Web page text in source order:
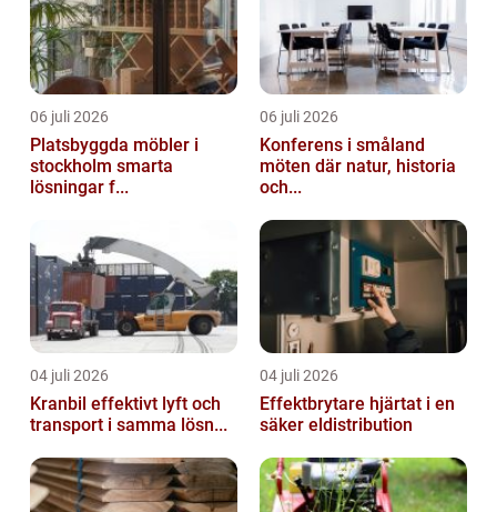
06 juli 2026
Platsbyggda möbler i
stockholm smarta
lösningar f...
06 juli 2026
Konferens i småland
möten där natur, historia
och...
04 juli 2026
Kranbil effektivt lyft och
transport i samma lösn...
04 juli 2026
Effektbrytare hjärtat i en
säker eldistribution